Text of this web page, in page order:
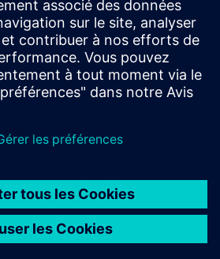
? Contactez-nous
avec impatience votre